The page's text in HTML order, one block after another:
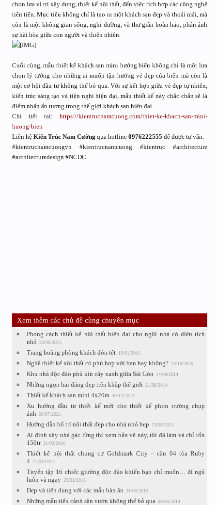
chọn lựa vị trí xây dựng, thiết kế nội thất, đến việc tích hợp các công nghệ
tiên tiến. Mục tiêu không chỉ là tạo ra một khách sạn đẹp và thoải mái, mà
còn là một không gian sống, nghỉ dưỡng, và thư giãn hoàn hảo, phản ánh
sự hài hòa giữa con người và thiên nhiên.
Cuối cùng, mẫu thiết kế khách sạn mini hướng biển không chỉ là một lựa
chọn lý tưởng cho những ai muốn tận hưởng vẻ đẹp của biển mà còn là
một cơ hội đầu tư không thể bỏ qua. Với sự kết hợp giữa vẻ đẹp tự nhiên,
kiến trúc sáng tạo và tiện nghi hiện đại, mẫu thiết kế này chắc chắn sẽ là
điểm nhấn ấn tượng trong thế giới khách sạn hiện đại.
Chi tiết tại: https://kientrucnamcuong.com/thiet-ke-khach-san-mini-
huong-bien
Liên hệ Kiến Trúc Nam Cường qua hotline 0976222555 để được tư vấn.
#kientrucnamcuongvn #kientrucnamcuong #kientruc #architecture
#architecturedesign #NCDC
Xem thêm các chủ đề cùng chuyên mục
Phong cách thiết kế nội thất hiện đại cho ngôi nhà có diện tích
nhỏ 23/06/2015
Trang hoàng phòng khách đón tết 19/01/2016
Nghề thiết kế nội thất có phù hợp với bạn hay không? 10/10/2020
Khu nhà độc đáo phủ kín cây xanh giữa Sài Gòn 14/04/2014
Những ngọn hải đăng đẹp trên khắp thế giới 21/08/2014
Thiết kế khách sạn mini 4x20m 30/12/2023
Xu hướng đầu tư thiết kế mới cho thiết kế phim trường chụp
ảnh 08/07/2021
Hướng dẫn bố trí nội thất đẹp cho nhà nhỏ hẹp 13/08/2014
Ai định xây nhà gác lửng thì xem bản vẽ này, tôi đã làm và chỉ tốn
150tr 21/03/2016
Thiết kế nội thất chung cư Goldmark City – căn 04 tòa Ruby
4 21/01/2017
Tuyển tập 16 chiếc giường độc đáo khiến bạn chỉ muốn… đi ngủ
luôn và ngay 29/01/2015
Đẹp và tiện dụng với các mẫu bàn ăn 31/05/2015
Những mẫu tiểu cảnh sân vườn không thể bỏ qua 06/05/2014